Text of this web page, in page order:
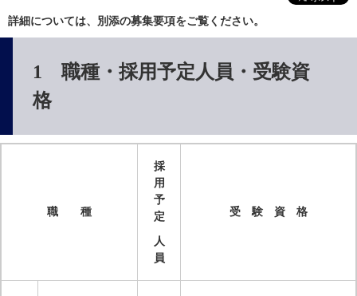
詳細については、別添の募集要項をご覧ください。
1 職種・採用予定人員・受験資
格
職　　種
採
用
予
定
人
員
受　験　資　格